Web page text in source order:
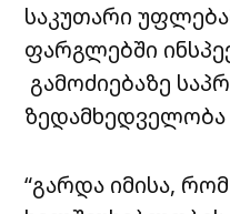
საკუთარი
ფარგლებში
გამოძიებაზე
“გარდა იმისა,